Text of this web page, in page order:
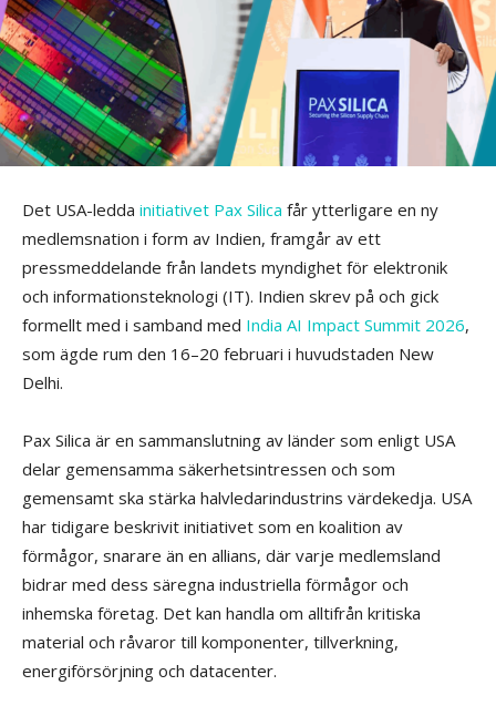
Det USA-ledda initiativet Pax Silica får ytterligare en ny
medlemsnation i form av Indien, framgår av ett
pressmeddelande från landets myndighet för elektronik
och informationsteknologi (IT). Indien skrev på och gick
formellt med i samband med India AI Impact Summit 2026,
som ägde rum den 16–20 februari i huvudstaden New
Delhi.
Pax Silica är en sammanslutning av länder som enligt USA
delar gemensamma säkerhetsintressen och som
gemensamt ska stärka halvledarindustrins värdekedja. USA
har tidigare beskrivit initiativet som en koalition av
förmågor, snarare än en allians, där varje medlemsland
bidrar med dess säregna industriella förmågor och
inhemska företag. Det kan handla om alltifrån kritiska
material och råvaror till komponenter, tillverkning,
energiförsörjning och datacenter.